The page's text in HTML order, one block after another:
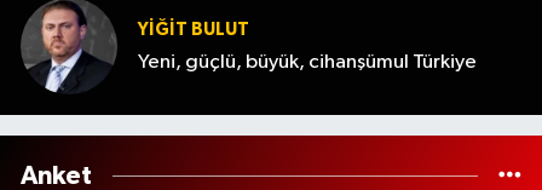
YİĞİT BULUT
Yeni, güçlü, büyük, cihanşümul Türkiye
Anket